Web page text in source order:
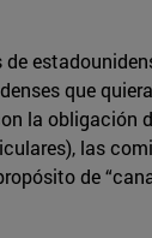
que
la
las
de